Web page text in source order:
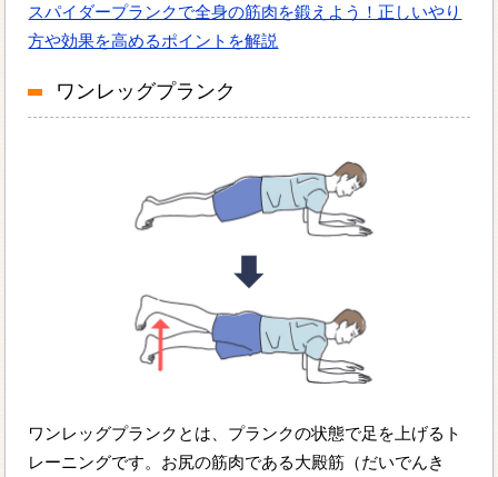
スパイダープランクで全身の筋肉を鍛えよう！正しいやり
方や効果を高めるポイントを解説
ワンレッグプランク
ワンレッグプランクとは、プランクの状態で足を上げるト
レーニングです。お尻の筋肉である大殿筋（だいでんき